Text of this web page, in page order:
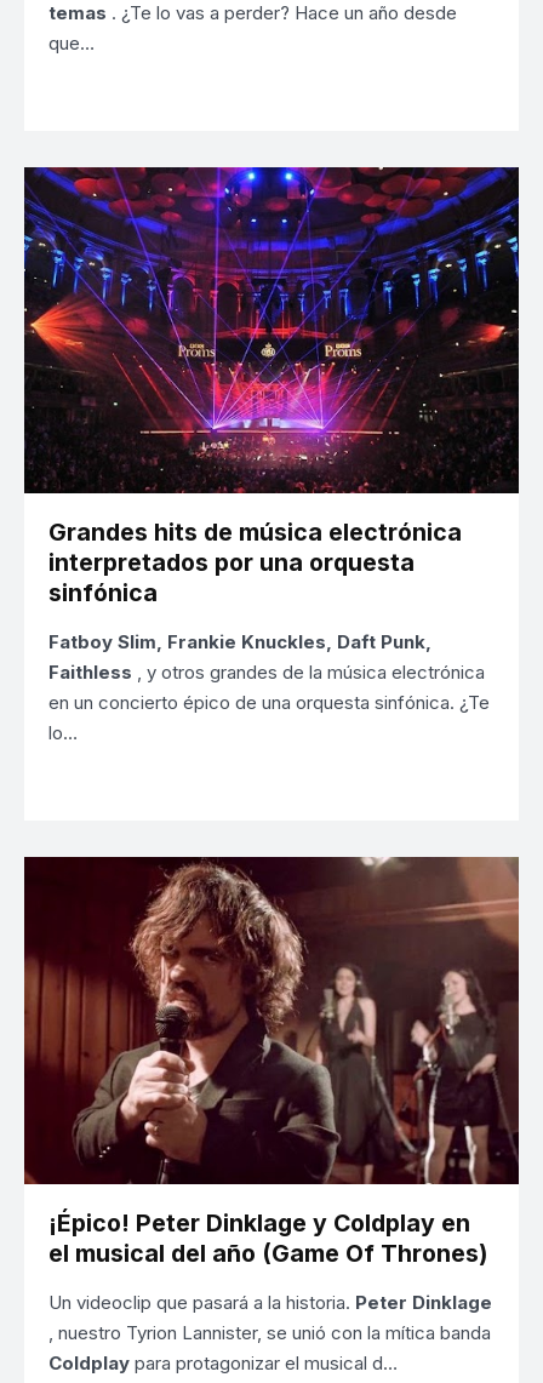
temas . ¿Te lo vas a perder? Hace un año desde
que…
Grandes hits de música electrónica
interpretados por una orquesta
sinfónica
Fatboy Slim, Frankie Knuckles, Daft Punk,
Faithless , y otros grandes de la música electrónica
en un concierto épico de una orquesta sinfónica. ¿Te
lo…
¡Épico! Peter Dinklage y Coldplay en
el musical del año (Game Of Thrones)
Un videoclip que pasará a la historia. Peter Dinklage
, nuestro Tyrion Lannister, se unió con la mítica banda
Coldplay para protagonizar el musical d…